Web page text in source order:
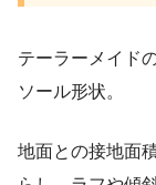
テーラーメイド
ソール形状。
地面との接地面